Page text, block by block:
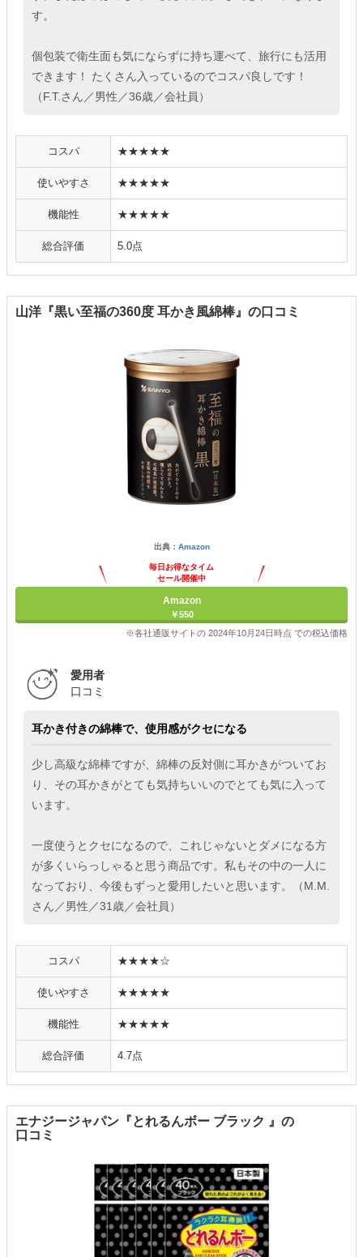
す。
個包装で衛生面も気にならずに持ち運べて、旅行にも活用
できます！ たくさん入っているのでコスパ良しです！
（F.T.さん／男性／36歳／会社員）
コスパ ★★★★★
使いやすさ ★★★★★
機能性 ★★★★★
総合評価 5.0点
山洋『黒い至福の360度 耳かき風綿棒』の口コミ
出典： Amazon
毎日お得なタイム
セール開催中
Amazon
￥550
※各社通販サイトの 2024年10月24日時点 での税込価格
愛用者
口コミ
耳かき付きの綿棒で、使用感がクセになる
少し高級な綿棒ですが、綿棒の反対側に耳かきがついてお
り、その耳かきがとても気持ちいいのでとても気に入って
います。
一度使うとクセになるので、これじゃないとダメになる方
が多くいらっしゃると思う商品です。私もその中の一人に
なっており、今後もずっと愛用したいと思います。（M.M.
さん／男性／31歳／会社員）
コスパ ★★★★☆
使いやすさ ★★★★★
機能性 ★★★★★
総合評価 4.7点
エナジージャパン『とれるんボー ブラック 』の
口コミ